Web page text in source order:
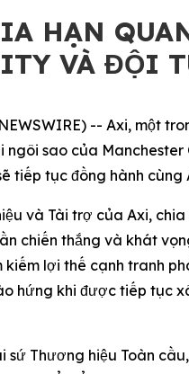
HẠN
VÀ ĐỘI
NEWSWIRE) -- Axi,
sao của
tiếp tục đồng hành
và Tài trợ của Axi,
chiến thắng và khát
lợi thế cạnh tranh
hứng khi được tiếp tục
Thương hiệu Toàn